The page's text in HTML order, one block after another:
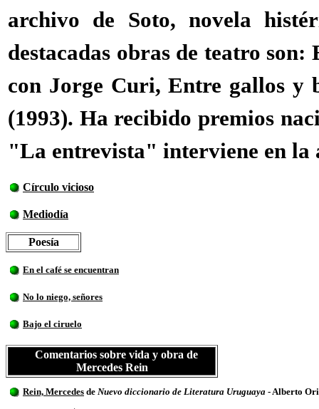
archivo de Soto, novela
destacadas obras de teatro
con Jorge Curi, Entre gallos y
(1993). Ha recibido premios
"La entrevista" interviene en la
Círculo vicioso
Mediodía
Poesía
En el café se encuentran
No lo niego, señores
Bajo el ciruelo
Comentarios sobre vida y obra de
Mercedes Rein
Rein, Mercedes de Nuevo diccionario de Literatura Uruguaya - Alberto